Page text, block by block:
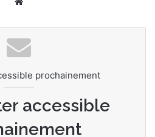
prochainement
accessible